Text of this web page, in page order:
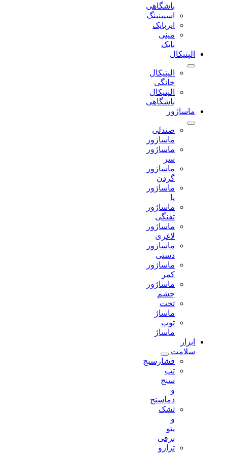
باشگاهی
اسپینینگ
ایربایک
مینی
الپتیکال
الپتیکال
خانگی
الپتیکال
باشگاهی
ماساژور
صندلی
ماساژور
ماساژور
ماساژور
ماساژور
ماساژور
تفنگی
ماساژور
لاغری
ماساژور
دستی
ماساژور
ماساژور
تخت
ماساژ
توپ
ماساژ
ابزار
سلامت
فشارسنج
دماسنج
تشک
ترازو